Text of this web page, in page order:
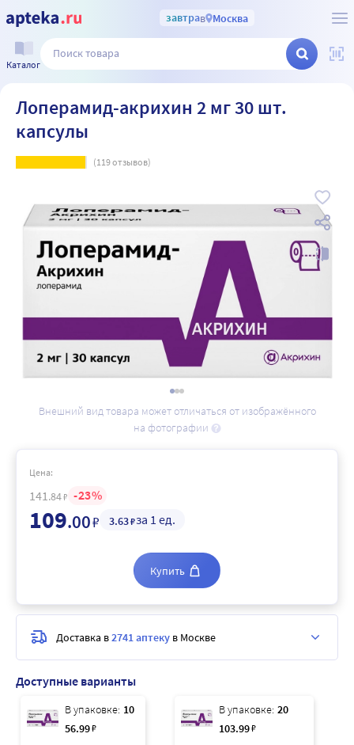
завтрав Москва
Каталог
Лоперамид-акрихин 2 мг 30 шт.
капсулы
(119отзывов)
Внешний вид товара может отличаться от изображённого
на фотографии
Доступные варианты
В упаковке: 10
56.99₽
В упаковке: 20
103.99₽
Цена:
141 .84₽ 23
109.00₽ 3.63₽за 1 ед.
Купить
Доставка в2741 аптеку в Москве